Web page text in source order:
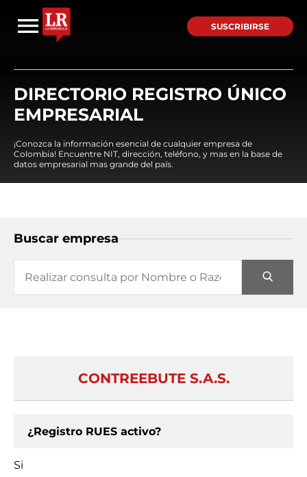
SUSCRIBIRSE
DIRECTORIO REGISTRO ÚNICO
EMPRESARIAL
¡Conozca la información esencial de cualquier empresa de
Colombia! Encuentre NIT, dirección, teléfono, y mas en la base de
datos empresarial mas grande del país.
Buscar empresa
CONTREEBUTE S.A.S.
¿Registro RUES activo?
Si